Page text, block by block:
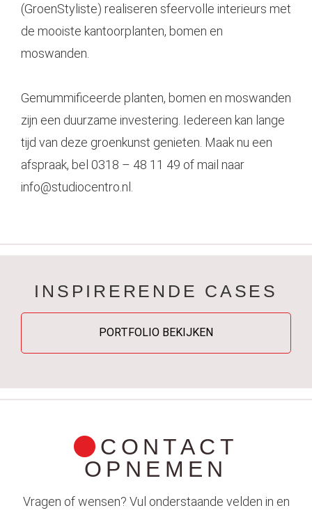
(GroenStyliste) realiseren sfeervolle interieurs met
de mooiste kantoorplanten, bomen en
moswanden.
Gemummificeerde planten, bomen en moswanden
zijn een duurzame investering. Iedereen kan lange
tijd van deze groenkunst genieten. Maak nu een
afspraak, bel 0318 – 48 11 49 of mail naar
info@studiocentro.nl
INSPIRERENDE CASES
PORTFOLIO BEKIJKEN
CONTACT
OPNEMEN
Vragen of wensen? Vul onderstaande velden in en